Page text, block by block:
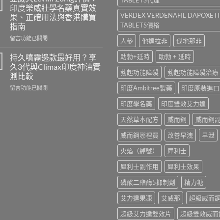
100、
Kamagra
與
Kamagra
Oral
全
面
比
較〉
中
香
港
哪
裡
買？
利
士
學
名
藥
印度樂威壯學名藥真實效
果、正確用法與香港購買
指南
在
威
大
Levifil
20mg
評
留言功能已關閉
持久噴霧邊款最好用？享
久3代與Climax印度神油實
測比較
在
留言功能已關閉
VERDEX VERDENAFIL
TABLETS價格
人參
他達拉非
伐地那非
助勃+延時
助勃 + 延時
勃起功能障礙
勃起功能障礙治療
印度Ambitree製藥
印度原裝進口
印度學名藥
印度雙效艾力達
天然草本配方
威而鋼
威而鋼
威而鋼哪裡買
改善早洩
早泄
火焰（綽號）
犀利士
犀利士副作用
犀利士效果
磷酸二酯酶5抑制劑
精力糖
艾力達果凍
艾威那
超級威而鋼
超級艾力達雙效片
超級雙效威而